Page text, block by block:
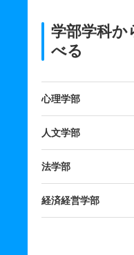
学部学科か
べる
心理学部
人文学部
法学部
経済経営学部